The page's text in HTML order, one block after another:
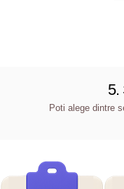
5.
Poti alege dintre